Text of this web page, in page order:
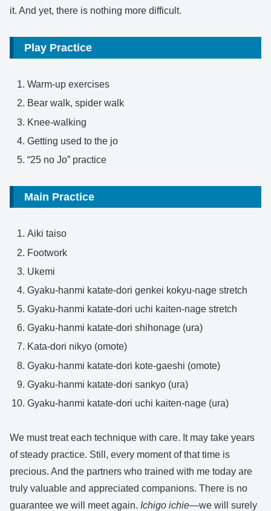
it. And yet, there is nothing more difficult.
Play Practice
Warm-up exercises
Bear walk, spider walk
Knee-walking
Getting used to the jo
“25 no Jo” practice
Main Practice
Aiki taiso
Footwork
Ukemi
Gyaku-hanmi katate-dori genkei kokyu-nage stretch
Gyaku-hanmi katate-dori uchi kaiten-nage stretch
Gyaku-hanmi katate-dori shihonage (ura)
Kata-dori nikyo (omote)
Gyaku-hanmi katate-dori kote-gaeshi (omote)
Gyaku-hanmi katate-dori sankyo (ura)
Gyaku-hanmi katate-dori uchi kaiten-nage (ura)
We must treat each technique with care. It may take years
of steady practice. Still, every moment of that time is
precious. And the partners who trained with me today are
truly valuable and appreciated companions. There is no
guarantee we will meet again. Ichigo ichie—we will surely